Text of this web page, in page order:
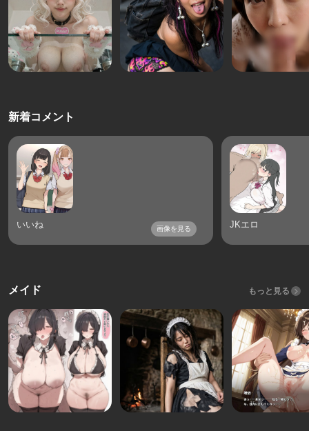
新着コメント
いいね 画像を見る JKエロ
メイド もっと見る